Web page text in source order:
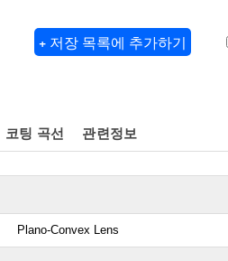
+ 저장 목록에 추가하기
코팅 곡선 관련정보
Plano-Convex Lens